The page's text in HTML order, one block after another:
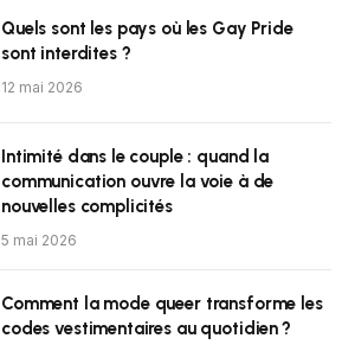
Quels sont les pays où les Gay Pride
sont interdites ?
12 mai 2026
Intimité dans le couple : quand la
communication ouvre la voie à de
nouvelles complicités
5 mai 2026
Comment la mode queer transforme les
codes vestimentaires au quotidien ?